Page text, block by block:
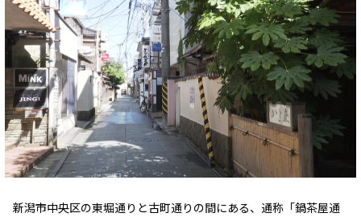
新潟市中央区の東堀通りと古町通りの間にある、通称「鍋茶屋通